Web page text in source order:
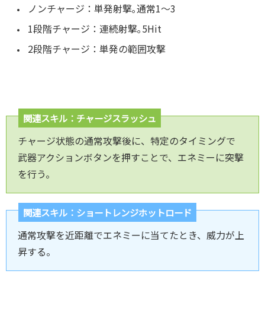
ノンチャージ：単発射撃｡通常1～3
1段階チャージ：連続射撃｡5Hit
2段階チャージ：単発の範囲攻撃
関連スキル：チャージスラッシュ
チャージ状態の通常攻撃後に、特定のタイミングで
武器アクションボタンを押すことで、エネミーに突撃
を行う。
関連スキル：ショートレンジホットロード
通常攻撃を近距離でエネミーに当てたとき、威力が上
昇する。